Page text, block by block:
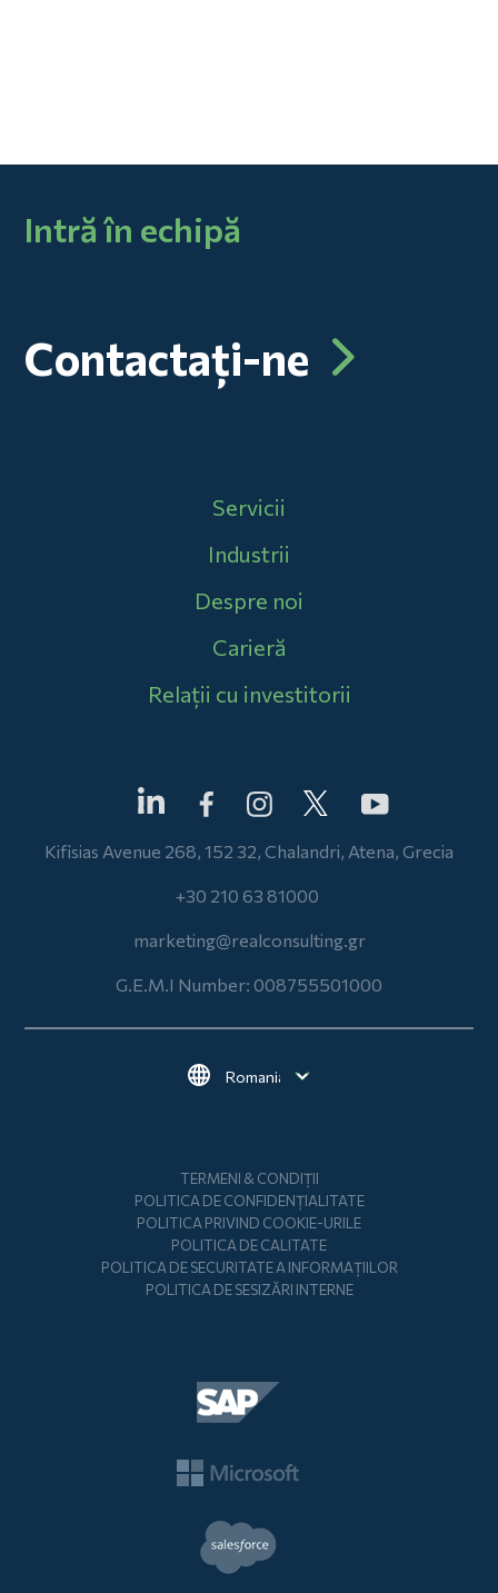
Intră în echipă
Contactați-ne
Servicii
Industrii
Despre noi
Carieră
Relații cu investitorii
Kifisias Avenue 268, 152 32, Chalandri, Atena, Grecia
+30 210 63 81000
marketing@realconsulting.gr
G.E.M.I Number: 008755501000
Select your language
TERMENI & CONDIȚII
POLITICA DE CONFIDENȚIALITATE
POLITICA PRIVIND COOKIE-URILE
POLITICA DE CALITATE
POLITICA DE SECURITATE A INFORMAȚIILOR
POLITICA DE SESIZĂRI INTERNE